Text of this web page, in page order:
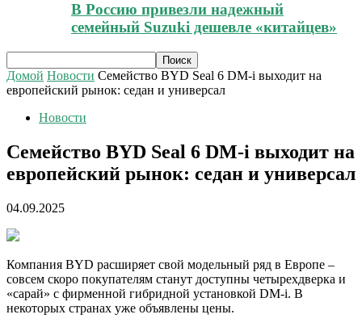
В Россию привезли надежный
семейный Suzuki дешевле «китайцев»
Домой Новости Семейство BYD Seal 6 DM-i выходит на
европейский рынок: седан и универсал
Новости
Семейство BYD Seal 6 DM-i выходит на
европейский рынок: седан и универсал
04.09.2025
Компания BYD расширяет свой модельный ряд в Европе –
совсем скоро покупателям станут доступны четырехдверка и
«сарай» с фирменной гибридной установкой DM-i. В
некоторых странах уже объявлены цены.